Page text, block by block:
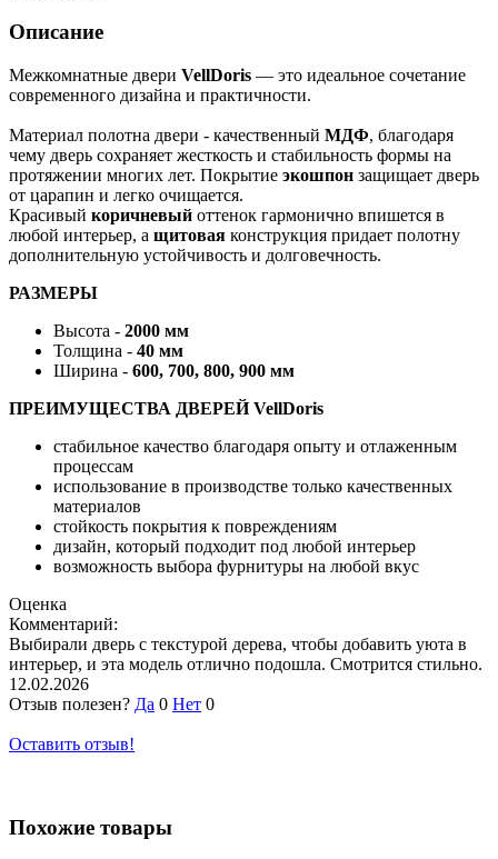
Описание
Межкомнатные двери VellDoris — это идеальное сочетание
современного дизайна и практичности.
Материал полотна двери - качественный МДФ, благодаря
чему дверь сохраняет жесткость и стабильность формы на
протяжении многих лет. Покрытие экошпон защищает дверь
от царапин и легко очищается.
Красивый коричневый оттенок гармонично впишется в
любой интерьер, а щитовая конструкция придает полотну
дополнительную устойчивость и долговечность.
РАЗМЕРЫ
Высота - 2000 мм
Толщина - 40 мм
Ширина - 600, 700, 800, 900 мм
ПРЕИМУЩЕСТВА ДВЕРЕЙ VellDoris
стабильное качество благодаря опыту и отлаженным
процессам
использование в производстве только качественных
материалов
стойкость покрытия к повреждениям
дизайн, который подходит под любой интерьер
возможность выбора фурнитуры на любой вкус
Оценка
Комментарий:
Выбирали дверь с текстурой дерева, чтобы добавить уюта в
интерьер, и эта модель отлично подошла. Смотрится стильно.
12.02.2026
Отзыв полезен? Да 0 Нет 0
Оставить отзыв!
Похожие товары